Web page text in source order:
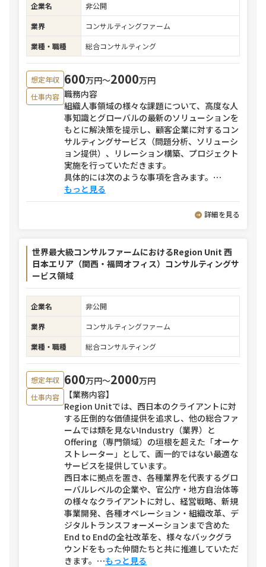
企業名
非公開
業界
コンサルティングファーム
業種・職種
総合コンサルティング
想定年収 600万円〜2000万円
仕事内容 職務内容
組織人事領域の様々な課題について、高度な人
事知識とグローバルの最新のソリューションを
もとに解決策を提示し、顧客企業に対するコン
サルティングサービス（問題分析、ソリューシ
ョン提供）、リレーション構築、プロジェクト
実施を行っていただきます。
具体的には次のような事項を含みます。 ⋯
もっと見る
詳細を見る
世界最大級コンサルファームにおけるRegion Unit 西
日本エリア（関西・福岡オフィス）コンサルティングサ
ービス領域
企業名
非公開
業界
コンサルティングファーム
業種・職種
総合コンサルティング
想定年収 600万円〜2000万円
仕事内容
【業務内容】
Region Unitでは、西日本のクライアントに対
する圧倒的な価値提供を追求し、他の総合ファ
ームでは類を見ないIndustry（業界）と
Offering（専門領域）の垣根を超えた「オーケ
ストレーター」として、画一的ではない最適な
サービスを提供しています。
西日本に拠点を置き、各種業界を代表するグロ
ーバルレベルの企業や、官公庁・地方自治体等
の様々なクライアントに対し、経営戦略、新規
事業開発、各種オペレーション・組織改革、デ
ジタルトランスフォーメーションまで含めた
End to Endの全社改革を、様々なバックグラ
ウンドをもった仲間たちと共に推進していただ
きます。 ⋯もっと見る